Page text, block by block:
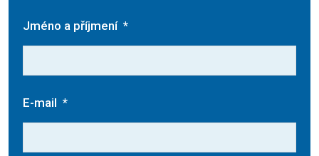
Jméno a příjmení *
E-mail *